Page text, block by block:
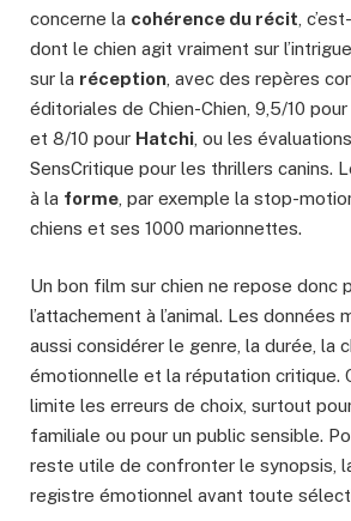
concerne la cohérence du récit ,
dont le chien agit vraiment sur
sur la réception , avec des repères
éditoriales de Chien-Chien, 9,5/10 pour
et 8/10 pour Hatchi , ou les
SensCritique pour les thrillers canins.
à la forme , par exemple la stop-
chiens et ses 1000 marionnettes.
Un bon film sur chien ne repose donc
l’attachement à l’animal. Les données
aussi considérer le genre, la durée, la
émotionnelle et la réputation critique.
limite les erreurs de choix, surtout
familiale ou pour un public sensible.
reste utile de confronter le synopsis,
registre émotionnel avant toute